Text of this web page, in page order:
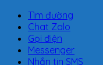
Tìm đường
Chat Zalo
Gọi điện
Messenger
Nhắn tin SMS